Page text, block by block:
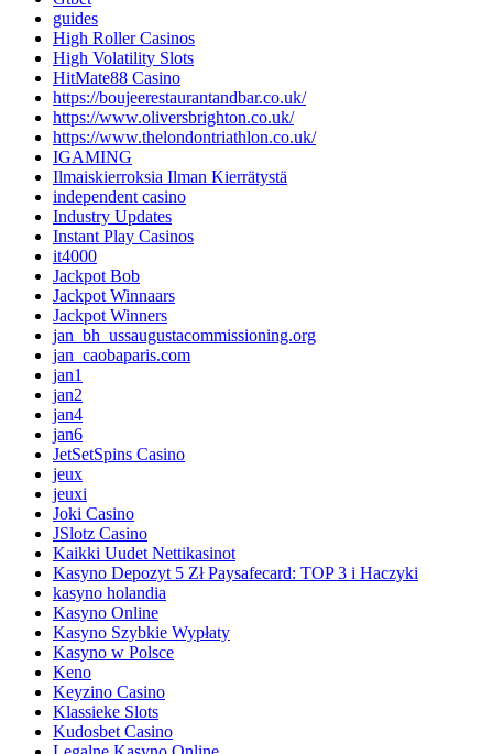
guides
High Roller Casinos
High Volatility Slots
HitMate88 Casino
https://boujeerestaurantandbar.co.uk/
https://www.oliversbrighton.co.uk/
https://www.thelondontriathlon.co.uk/
IGAMING
Ilmaiskierroksia Ilman Kierrätystä
independent casino
Industry Updates
Instant Play Casinos
it4000
Jackpot Bob
Jackpot Winnaars
Jackpot Winners
jan_bh_ussaugustacommissioning.org
jan_caobaparis.com
jan1
jan2
jan4
jan6
JetSetSpins Casino
jeux
jeuxi
Joki Casino
JSlotz Casino
Kaikki Uudet Nettikasinot
Kasyno Depozyt 5 Zł Paysafecard: TOP 3 i Haczyki
kasyno holandia
Kasyno Online
Kasyno Szybkie Wypłaty
Kasyno w Polsce
Keno
Keyzino Casino
Klassieke Slots
Kudosbet Casino